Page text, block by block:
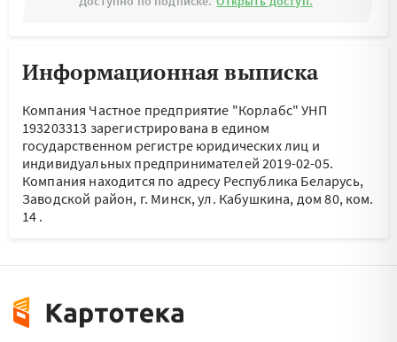
Информационная выписка
Компания Частное предприятие "Корлабс" УНП
193203313 зарегистрирована в едином
государственном регистре юридических лиц и
индивидуальных предпринимателей 2019-02-05.
Компания находится по адресу Республика Беларусь,
Заводской район, г. Минск, ул. Кабушкина, дом 80, ком.
14 .